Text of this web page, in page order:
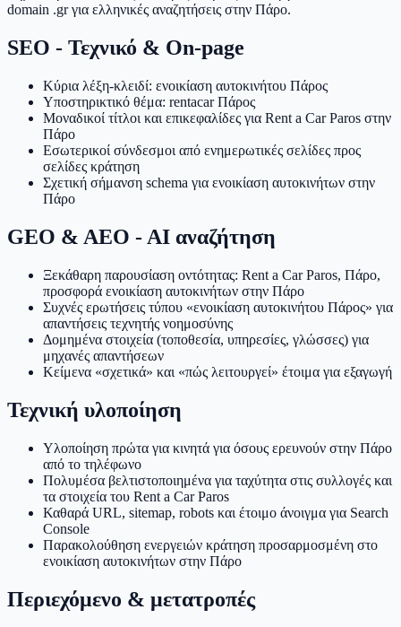
domain .gr για ελληνικές αναζητήσεις στην Πάρο.
SEO - Τεχνικό & On-page
Κύρια λέξη-κλειδί: ενοικίαση αυτοκινήτου Πάρος
Υποστηρικτικό θέμα: rentacar Πάρος
Μοναδικοί τίτλοι και επικεφαλίδες για Rent a Car Paros στην
Πάρο
Εσωτερικοί σύνδεσμοι από ενημερωτικές σελίδες προς
σελίδες κράτηση
Σχετική σήμανση schema για ενοικίαση αυτοκινήτων στην
Πάρο
GEO & AEO - AI αναζήτηση
Ξεκάθαρη παρουσίαση οντότητας: Rent a Car Paros, Πάρο,
προσφορά ενοικίαση αυτοκινήτων στην Πάρο
Συχνές ερωτήσεις τύπου «ενοικίαση αυτοκινήτου Πάρος» για
απαντήσεις τεχνητής νοημοσύνης
Δομημένα στοιχεία (τοποθεσία, υπηρεσίες, γλώσσες) για
μηχανές απαντήσεων
Κείμενα «σχετικά» και «πώς λειτουργεί» έτοιμα για εξαγωγή
Τεχνική υλοποίηση
Υλοποίηση πρώτα για κινητά για όσους ερευνούν στην Πάρο
από το τηλέφωνο
Πολυμέσα βελτιστοποιημένα για ταχύτητα στις συλλογές και
τα στοιχεία του Rent a Car Paros
Καθαρά URL, sitemap, robots και έτοιμο άνοιγμα για Search
Console
Παρακολούθηση ενεργειών κράτηση προσαρμοσμένη στο
ενοικίαση αυτοκινήτων στην Πάρο
Περιεχόμενο & μετατροπές